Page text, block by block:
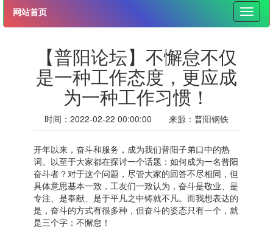
伸
缩
网站首页
【普阳论坛】不懈怠不仅
是一种工作态度，更应成
为一种工作习惯！
时间： 2022-02-22 00:00:00 来源： 普阳钢铁
开年以来，奋斗和服务，成为我们普阳子弟口中的热
词。以至于大家都在探讨一个话题：如何成为一名普阳
奋斗者？对于这个问题，尽管大家的回答不尽相同，但
具体意思基本一致，工友们一致认为，奋斗是敬业、是
专注、是奉献、是于平凡之中铸就不凡。而我想表达的
是，奋斗的方式有很多种，但奋斗的姿态只有一个，就
是三个字：不懈怠！